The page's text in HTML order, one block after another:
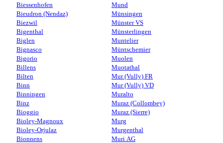
Biessenhofen
Bieudron (Nendaz)
Biezwil
Bigenthal
Biglen
Bignasco
Bigorio
Billens
Bilten
Binn
Binningen
Binz
Bioggio
Bioley-Magnoux
Bioley-Orjulaz
Bionnens
Mund
Münsingen
Münster VS
Münsterlingen
Muntelier
Müntschemier
Muolen
Muotathal
Mur (Vully) FR
Mur (Vully) VD
Muralto
Muraz (Collombey)
Muraz (Sierre)
Murg
Murgenthal
Muri AG